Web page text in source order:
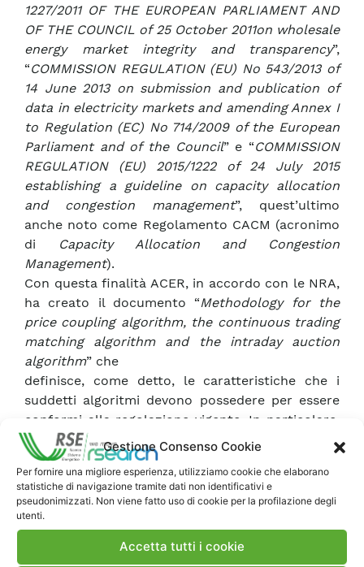
Gestione Consenso Cookie
Per fornire una migliore esperienza, utilizziamo cookie che elaborano
statistiche di navigazione tramite dati non identificativi e
pseudonimizzati. Non viene fatto uso di cookie per la profilazione degli
utenti.
Accetta tutti i cookie
1227/2011 OF THE EUROPEAN PARLIAMENT AND
OF THE COUNCIL of 25 October 2011on wholesale
energy market integrity and transparency”,
“COMMISSION REGULATION (EU) No 543/2013 of
14 June 2013 on submission and publication of
data in electricity markets and amending Annex I
to Regulation (EC) No 714/2009 of the European
Parliament and of the Council” e “COMMISSION
REGULATION (EU) 2015/1222 of 24 July 2015
establishing a guideline on capacity allocation
and congestion management”, quest’ultimo
anche noto come Regolamento CACM (acronimo
di
Capacity Allocation and Congestion
Management).
Con questa finalità ACER, in accordo con le NRA,
ha creato il documento “Methodology for the
price coupling algorithm, the continuous trading
matching algorithm and the intraday auction
algorithm” che
definisce, come detto, le caratteristiche che i
suddetti algoritmi devono possedere per essere
conformi alla regolazione vigente. In particolare,
l’Allegato I a quest’ultimo documento, contiene
dei criteri precisi che gli algoritmi per la
risoluzione devono soddisfare e che ne
determinano la conformità.
Definiti questi criteri, ACER e le NRA devono
conformità degli algoritmi attualmente utilizzati,